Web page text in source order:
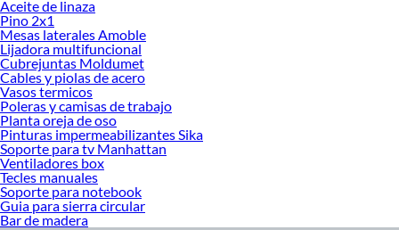
Aceite de linaza
Pino 2x1
Mesas laterales Amoble
Lijadora multifuncional
Cubrejuntas Moldumet
Cables y piolas de acero
Vasos termicos
Poleras y camisas de trabajo
Planta oreja de oso
Pinturas impermeabilizantes Sika
Soporte para tv Manhattan
Ventiladores box
Tecles manuales
Soporte para notebook
Guia para sierra circular
Bar de madera